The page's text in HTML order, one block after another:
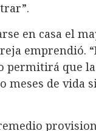
en casa el
emprendió.
permitirá que
meses de vida